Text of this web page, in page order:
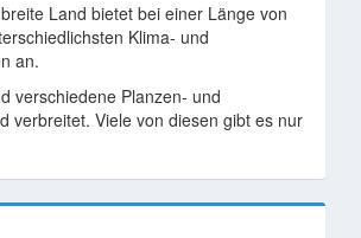
Land bietet bei einer Länge von
Klima- und
an.
verschiedene Planzen- und
verbreitet. Viele von diesen gibt es nur